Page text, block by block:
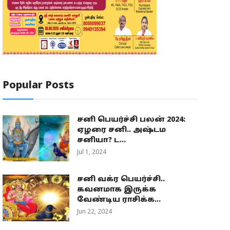
Popular Posts
சனி பெயர்ச்சி பலன் 2024:
ஏழரை சனி.. அஷ்டம
சனியா? ட...
Jul 1, 2024
சனி வக்ர பெயர்ச்சி..
கவனமாக இருக்க
வேண்டிய ராசிக்க...
Jun 22, 2024